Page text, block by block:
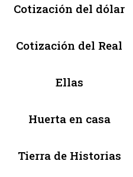
Cotización del dólar
Cotización del Real
Ellas
Huerta en casa
Tierra de Historias